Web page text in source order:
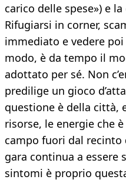
carico delle spese») e
Rifugiarsi in corner,
immediato e vedere
modo, è da tempo il
adottato per sé. Non
predilige un gioco
questione è della città,
risorse, le energie che
campo fuori dal recinto
gara continua a essere
sintomi è proprio